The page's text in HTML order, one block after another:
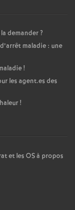
demander?
maladie : une
!
les agent.es des
!
et les OS à propos